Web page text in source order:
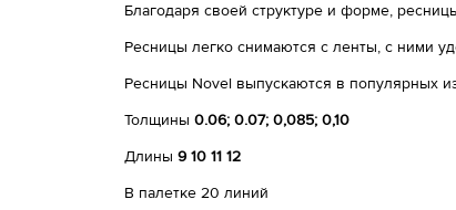
Благодаря своей структуре и форме,
Ресницы легко снимаются с ленты, с ними
Ресницы Novel выпускаются в популярных
Толщины 0.06; 0.07; 0,085; 0,10
Длины 9 10 11 12
В палетке 20 линий